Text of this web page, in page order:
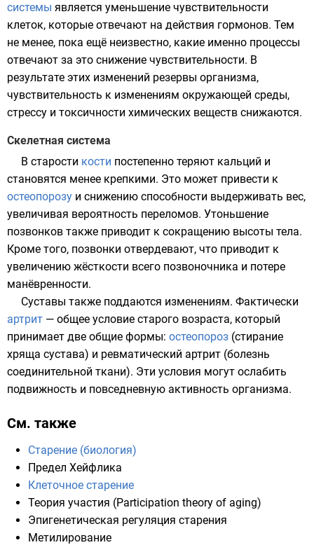
системы является уменьшение чувствительности
клеток, которые отвечают на действия гормонов. Тем
не менее, пока ещё неизвестно, какие именно процессы
отвечают за это снижение чувствительности. В
результате этих изменений резервы организма,
чувствительность к изменениям окружающей среды,
стрессу и токсичности химических веществ снижаются.
Скелетная система
В старости кости постепенно теряют кальций и
становятся менее крепкими. Это может привести к
остеопорозу и снижению способности выдерживать вес,
увеличивая вероятность переломов. Утоньшение
позвонков также приводит к сокращению высоты тела.
Кроме того, позвонки отвердевают, что приводит к
увеличению жёсткости всего позвоночника и потере
манёвренности.
Суставы также поддаются изменениям. Фактически
артрит — общее условие старого возраста, который
принимает две общие формы: остеопороз (стирание
хряща сустава) и ревматический артрит (болезнь
соединительной ткани). Эти условия могут ослабить
подвижность и повседневную активность организма.
См. также
Старение (биология)
Предел Хейфлика
Клеточное старение
Теория участия (Participation theory of aging)
Эпигенетическая регуляция старения
Метилирование